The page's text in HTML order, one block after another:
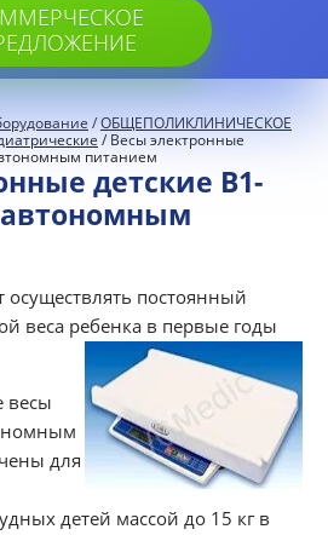
/ОБЩЕПОЛИКЛИНИЧЕСКОЕ
/ Весы электронные
питанием
детские В1-
осуществлять постоянный
веса ребенка в первые годы
весы
для
детей массой до 15 кг в